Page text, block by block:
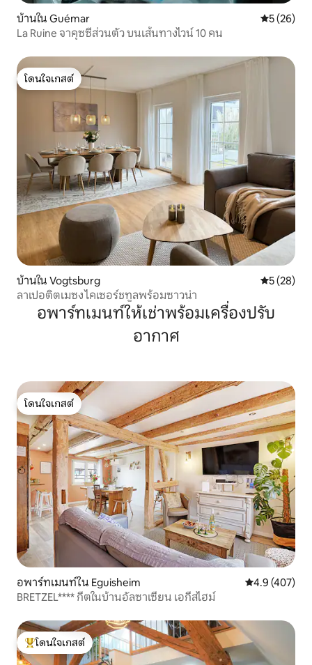
บ้านใน Guémar คะแนนเฉลี่
5 (26)
La Ruine จาคุซซี่ส่วนตัว บนเส้นทางไวน์ 10 คน
โดนใจเกสต์
โดนใจเกสต์
บ้านใน Vogtsburg คะแนนเฉลี่
5 (28)
ลาเปอติตเมซง ไคเซอร์ชทูลพร้อมซาวน่า
อพาร์ทเมนท์ให้เช่าพร้อมเครื่องปรับ
อากาศ
โดนใจเกสต์
โดนใจเกสต์
อพาร์ทเมนท์ใน Eguisheim คะแนนเฉลี่ย
4.9 (407)
BRETZEL**** กีตในบ้านอัลซาเซียน เอกีสไฮม์
โดนใจเกสต์ที่สุด
โดนใจเกสต์